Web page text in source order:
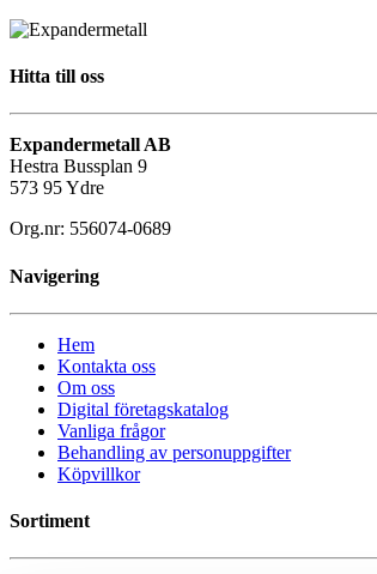
Hitta till oss
Expandermetall AB
Hestra Bussplan 9
573 95 Ydre
Org.nr: 556074-0689
Navigering
Hem
Kontakta oss
Om oss
Digital företagskatalog
Vanliga frågor
Behandling av personuppgifter
Köpvillkor
Sortiment